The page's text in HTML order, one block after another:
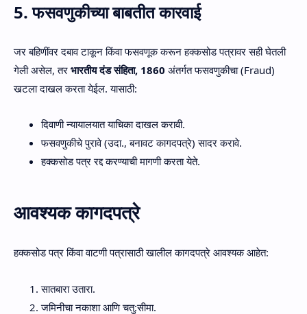
5. फसवणुकीच्या बाबतीत कारवाई
जर बहिणींवर दबाव टाकून किंवा फसवणूक करून हक्कसोड पत्रावर सही घेतली
गेली असेल, तर भारतीय दंड संहिता, 1860 अंतर्गत फसवणुकीचा (Fraud)
खटला दाखल करता येईल. यासाठी:
दिवाणी न्यायालयात याचिका दाखल करावी.
फसवणुकीचे पुरावे (उदा., बनावट कागदपत्रे) सादर करावे.
हक्कसोड पत्र रद्द करण्याची मागणी करता येते.
आवश्यक कागदपत्रे
हक्कसोड पत्र किंवा वाटणी पत्रासाठी खालील कागदपत्रे आवश्यक आहेत:
सातबारा उतारा.
जमिनीचा नकाशा आणि चतु:सीमा.